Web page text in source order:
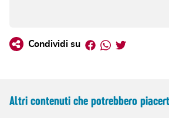
Condividi su Facebook
Whatsapp
Twitter
Altri contenuti che potrebbero